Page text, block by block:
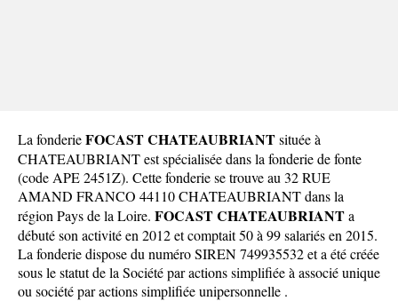
La fonderieFOCAST CHATEAUBRIANTsituée à
CHATEAUBRIANT est spécialisée dans la fonderie de fonte
(code APE 2451Z). Cette fonderie se trouve au 32 RUE
AMAND FRANCO 44110 CHATEAUBRIANT dans la
région Pays de la Loire. FOCAST CHATEAUBRIANTa
débuté son activité en 2012 et comptait 50 à 99 salariés en 2015.
La fonderie dispose du numéro SIREN 749935532 et a été créée
sous le statut de la Société par actions simplifiée à associé unique
ou société par actions simplifiée unipersonnelle .